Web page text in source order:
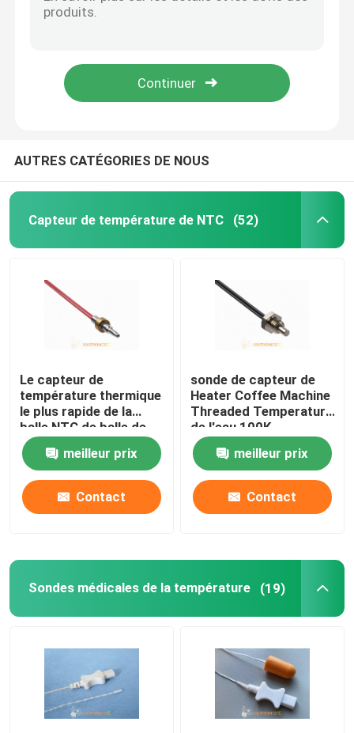
Thermistance en verre de NTC
Capteurs d'appareil ménager
Capteurs de température de RDT de platine
Capteurs de température imperméables
Thermistance de la couche mince NTC
Capteur de température droit de sonde
Capteur de température de balle
Capteurs de température à flasque
Capteur de température d'immersion
AUTRES CATÉGORIES DE NOUS
Capteur de température de NTC (52)
Le capteur de
température thermique
le plus rapide de la
balle NTC de balle de
réponse pour la
machine de café
meilleur prix
Contact
sonde de capteur de
Heater Coffee Machine
Threaded Temperature
de l'eau 100K
meilleur prix
Contact
Sondes médicales de la température (19)